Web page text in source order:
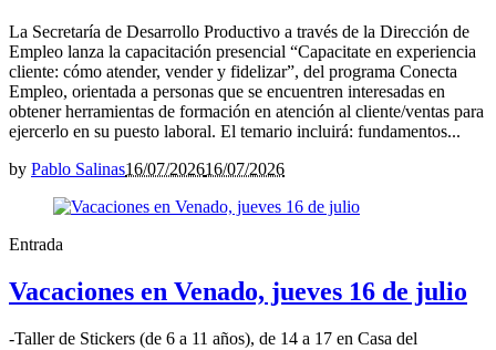
La Secretaría de Desarrollo Productivo a través de la Dirección de
Empleo lanza la capacitación presencial “Capacitate en experiencia
cliente: cómo atender, vender y fidelizar”, del programa Conecta
Empleo, orientada a personas que se encuentren interesadas en
obtener herramientas de formación en atención al cliente/ventas para
ejercerlo en su puesto laboral. El temario incluirá: fundamentos...
by Pablo Salinas16/07/202616/07/2026
Entrada
Vacaciones en Venado, jueves 16 de julio
-Taller de Stickers (de 6 a 11 años), de 14 a 17 en Casa del